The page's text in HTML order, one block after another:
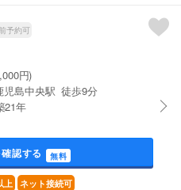
予約可
円)
児島中央駅 徒歩9分
21年
認する 無料
上 ネット接続可